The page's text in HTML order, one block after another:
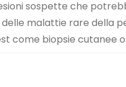
sospette che
malattie rare della
come biopsie cutanee